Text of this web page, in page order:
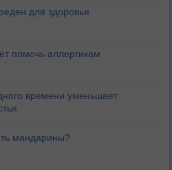
для здоровья
помочь аллергикам
времени уменьшает
мандарины?